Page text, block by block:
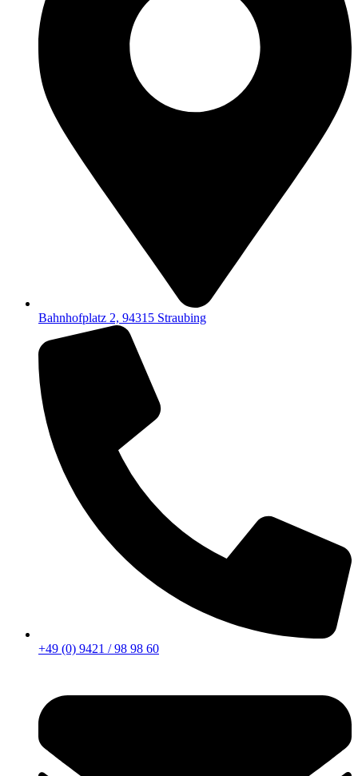
Bahnhofplatz 2, 94315 Straubing
+49 (0) 9421 / 98 98 60